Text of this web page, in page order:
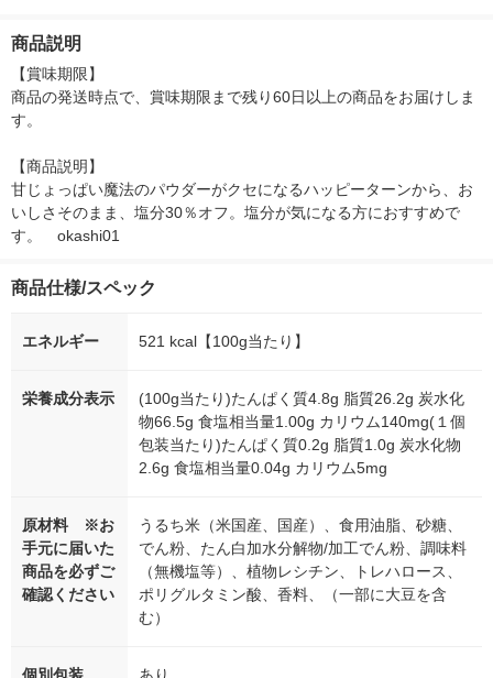
商品説明
【賞味期限】
商品の発送時点で、賞味期限まで残り60日以上の商品をお届けしま
す。
【商品説明】
甘じょっぱい魔法のパウダーがクセになるハッピーターンから、お
いしさそのまま、塩分30％オフ。塩分が気になる方におすすめで
す。　okashi01
商品仕様/スペック
エネルギー 521 kcal【100g当たり】
栄養成分表示
(100g当たり)たんぱく質4.8g 脂質26.2g 炭水化
物66.5g 食塩相当量1.00g カリウム140mg(１個
包装当たり)たんぱく質0.2g 脂質1.0g 炭水化物
2.6g 食塩相当量0.04g カリウム5mg
原材料 ※お
手元に届いた
商品を必ずご
確認ください
うるち米（米国産、国産）、食用油脂、砂糖、
でん粉、たん白加水分解物/加工でん粉、調味料
（無機塩等）、植物レシチン、トレハロース、
ポリグルタミン酸、香料、（一部に大豆を含
む）